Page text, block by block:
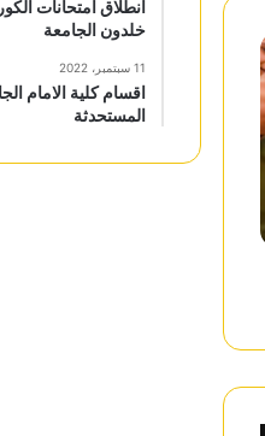
انطلاق امتحانات
خلدون الجامعة
11 سبتمبر، 2022
اقسام كلية الامام
المستحدثة